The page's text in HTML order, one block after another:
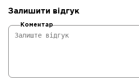
Залишити відгук
Коментар